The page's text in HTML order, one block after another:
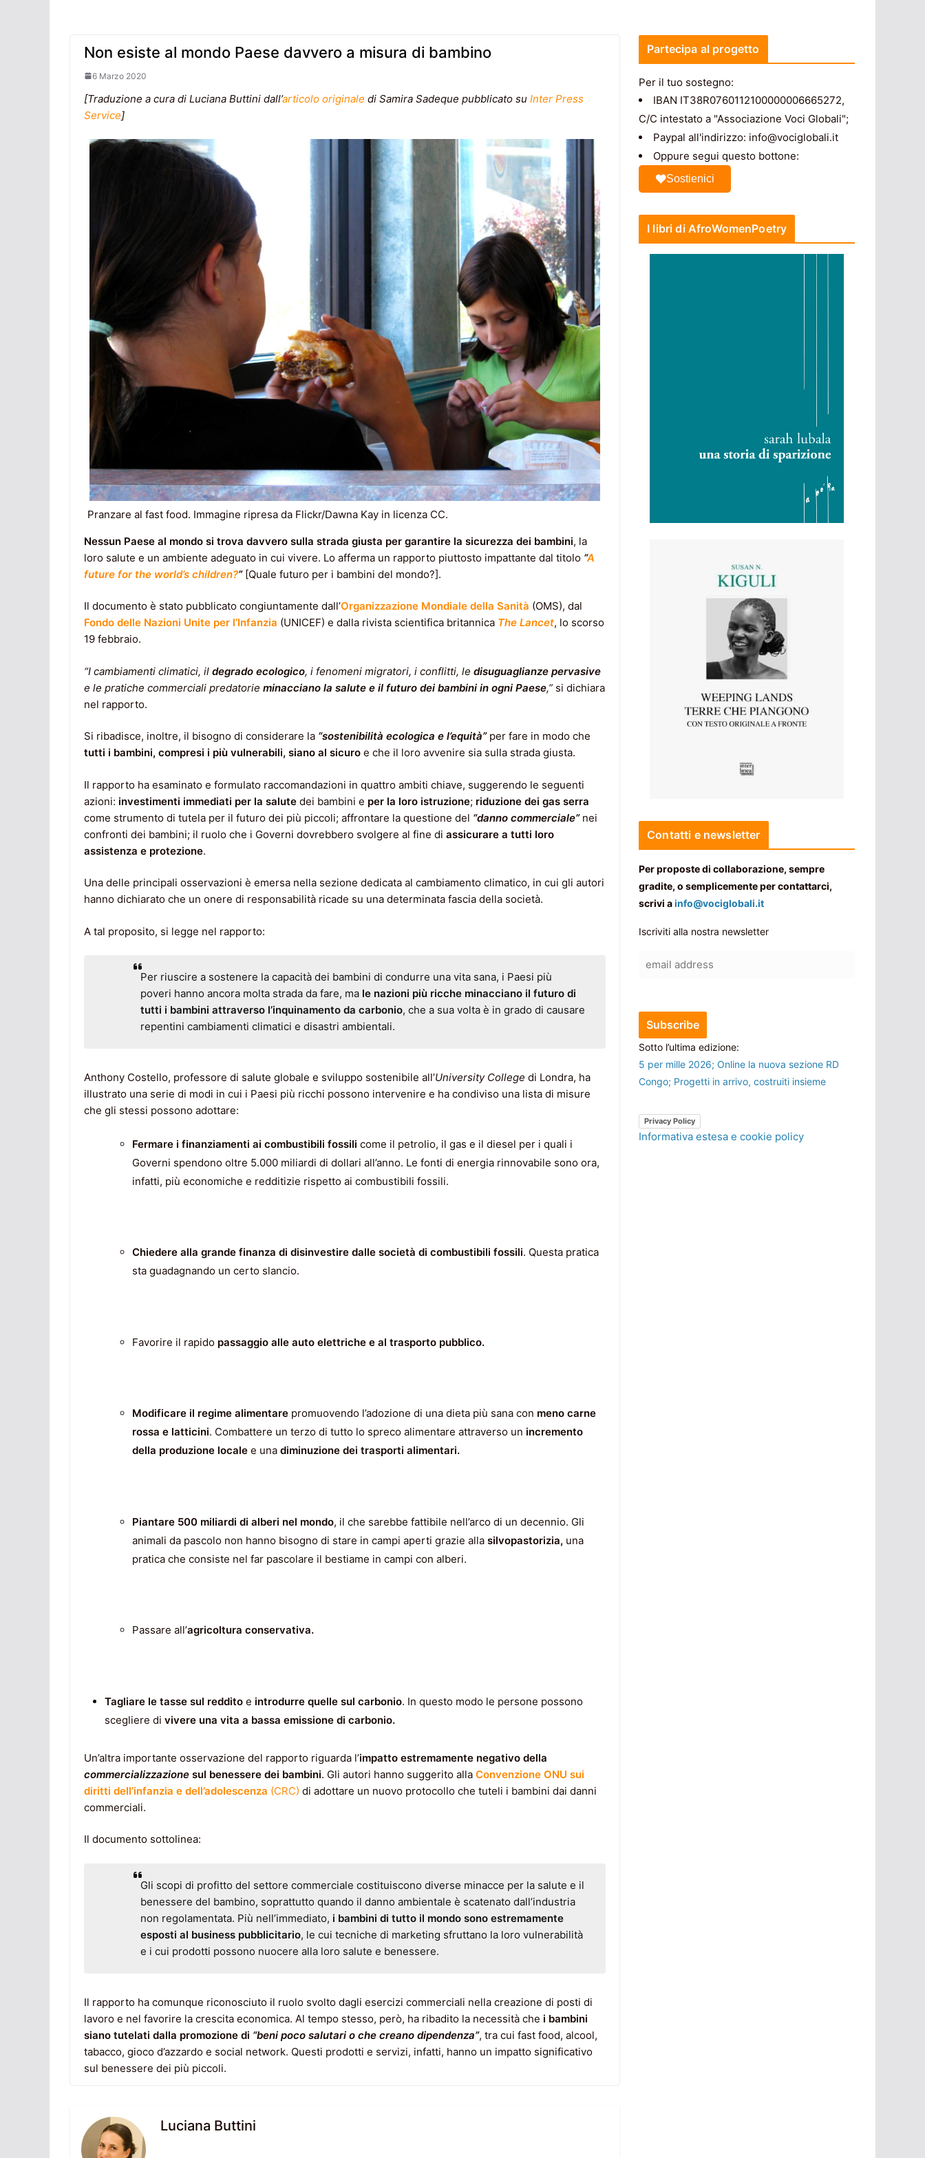
Non esiste al mondo Paese davvero a misura di bambino
6 Marzo 2020
[Traduzione a cura di Luciana Buttini dall’articolo originale di Samira Sadeque pubblicato su Inter Press
Service]
Pranzare al fast food. Immagine ripresa da Flickr/Dawna Kay in licenza CC.
Nessun Paese al mondo si trova davvero sulla strada giusta per garantire la sicurezza dei bambini, la
loro salute e un ambiente adeguato in cui vivere. Lo afferma un rapporto piuttosto impattante dal titolo “A
future for the world’s children?”[Quale futuro per i bambini del mondo?].
Il documento è stato pubblicato congiuntamente dall’Organizzazione Mondiale della Sanità (OMS), dal
Fondo delle Nazioni Unite per l’Infanzia (UNICEF) e dalla rivista scientifica britannica The Lancet, lo scorso
19 febbraio.
“I cambiamenti climatici, il degrado ecologico, i fenomeni migratori, i conflitti, le disuguaglianze pervasive
e le pratiche commerciali predatorie minacciano la salute e il futuro dei bambini in ogni Paese,” si dichiara
nel rapporto.
Si ribadisce, inoltre, il bisogno di considerare la “sostenibilità ecologica e l’equità” per fare in modo che
tutti i bambini, compresi i più vulnerabili, siano al sicuro e che il loro avvenire sia sulla strada giusta.
Il rapporto ha esaminato e formulato raccomandazioni in quattro ambiti chiave, suggerendo le seguenti
azioni: investimenti immediati per la salute dei bambini e per la loro istruzione; riduzione dei gas serra
come strumento di tutela per il futuro dei più piccoli; affrontare la questione del “danno commerciale”nei
confronti dei bambini; il ruolo che i Governi dovrebbero svolgere al fine di assicurare a tutti loro
assistenza e protezione.
Una delle principali osservazioni è emersa nella sezione dedicata al cambiamento climatico, in cui gli autori
hanno dichiarato che un onere di responsabilità ricade su una determinata fascia della società.
A tal proposito, si legge nel rapporto:
Per riuscire a sostenere la capacità dei bambini di condurre una vita sana, i Paesi più
poveri hanno ancora molta strada da fare, ma le nazioni più ricche minacciano il futuro di
tutti i bambini attraverso l’inquinamento da carbonio, che a sua volta è in grado di causare
repentini cambiamenti climatici e disastri ambientali.
Anthony Costello, professore di salute globale e sviluppo sostenibile all’University College di Londra, ha
illustrato una serie di modi in cui i Paesi più ricchi possono intervenire e ha condiviso una lista di misure
che gli stessi possono adottare:
Fermare i finanziamenti ai combustibili fossili come il petrolio, il gas e il diesel per i quali i
Governi spendono oltre 5.000 miliardi di dollari all’anno. Le fonti di energia rinnovabile sono ora,
infatti, più economiche e redditizie rispetto ai combustibili fossili.
Chiedere alla grande finanza di disinvestire dalle società di combustibili fossili. Questa pratica
sta guadagnando un certo slancio.
Favorire il rapido passaggio alle auto elettriche e al trasporto pubblico.
Modificare il regime alimentare promuovendo l’adozione di una dieta più sana con meno carne
rossa e latticini. Combattere un terzo di tutto lo spreco alimentare attraverso un incremento
della produzione locale e una diminuzione dei trasporti alimentari.
Piantare 500 miliardi di alberi nel mondo, il che sarebbe fattibile nell’arco di un decennio. Gli
animali da pascolo non hanno bisogno di stare in campi aperti grazie alla silvopastorizia, una
pratica che consiste nel far pascolare il bestiame in campi con alberi.
Passare all’agricoltura conservativa.
Tagliare le tasse sul reddito e introdurre quelle sul carbonio. In questo modo le persone possono
scegliere di vivere una vita a bassa emissione di carbonio.
Un’altra importante osservazione del rapporto riguarda l’impatto estremamente negativo della
commercializzazione sul benessere dei bambini. Gli autori hanno suggerito alla Convenzione ONU sui
diritti dell’infanzia e dell’adolescenza (CRC) di adottare un nuovo protocollo che tuteli i bambini dai danni
commerciali.
Il documento sottolinea:
Gli scopi di profitto del settore commerciale costituiscono diverse minacce per la salute e il
benessere del bambino, soprattutto quando il danno ambientale è scatenato dall’industria
non regolamentata. Più nell’immediato, i bambini di tutto il mondo sono estremamente
esposti al business pubblicitario, le cui tecniche di marketing sfruttano la loro vulnerabilità
e i cui prodotti possono nuocere alla loro salute e benessere.
Il rapporto ha comunque riconosciuto il ruolo svolto dagli esercizi commerciali nella creazione di posti di
lavoro e nel favorire la crescita economica. Al tempo stesso, però, ha ribadito la necessità che i bambini
siano tutelati dalla promozione di “beni poco salutari o che creano dipendenza”, tra cui fast food, alcool,
tabacco, gioco d’azzardo e social network. Questi prodotti e servizi, infatti, hanno un impatto significativo
sul benessere dei più piccoli.
Luciana Buttini
Partecipa al progetto
Per il tuo sostegno:
IBAN IT38R0760112100000006665272,
C/C intestato a "Associazione Voci Globali";
Paypal all'indirizzo: info@vociglobali.it
Oppure segui questo bottone:
Sostienici
I libri di AfroWomenPoetry
Contatti e newsletter
Per proposte di collaborazione, sempre
gradite, o semplicemente per contattarci,
scrivi ainfo@vociglobali.it
Iscriviti alla nostra newsletter
Sotto l’ultima edizione:
5 per mille 2026; Online la nuova sezione RD
Congo; Progetti in arrivo, costruiti insieme
Privacy Policy
Informativa estesa e cookie policy